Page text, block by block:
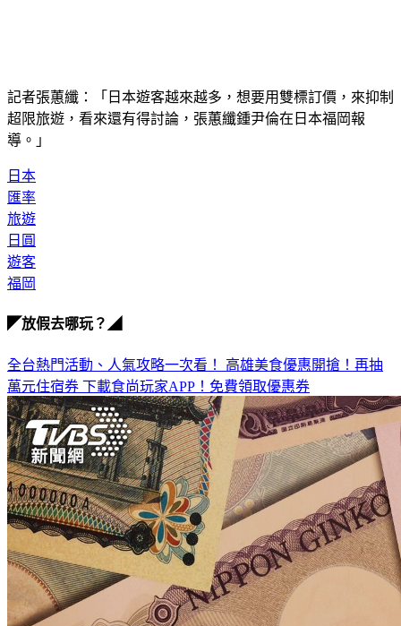
記者張蕙纖：「日本遊客越來越多，想要用雙標訂價，來抑制
超限旅遊，看來還有得討論，張蕙纖鍾尹倫在日本福岡報
導。」
日本
匯率
旅遊
日圓
遊客
福岡
◤放假去哪玩？◢
全台熱門活動、人氣攻略一次看！ 高雄美食優惠開搶！再抽
萬元住宿券 下載食尚玩家APP！免費領取優惠券